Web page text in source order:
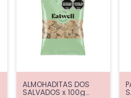
ALMOHADITAS DOS
SALVADOS x 100g